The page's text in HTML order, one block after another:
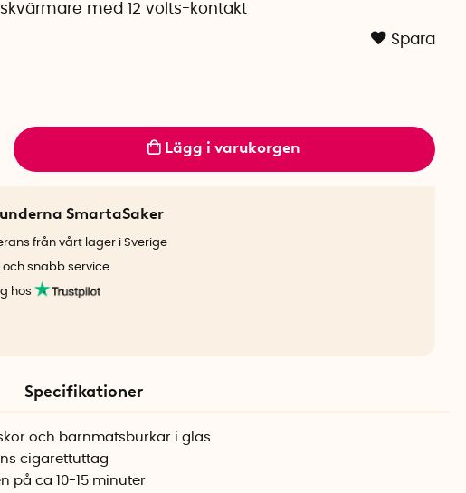
med 12 volts-kontakt
Spara
Lägg i varukorgen
SmartaSaker
från vårt lager i Sverige
snabb service
hos
Specifikationer
och barnmatsburkar i glas
cigarettuttag
på ca 10-15 minuter